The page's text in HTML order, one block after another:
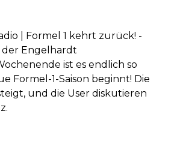
| Formel 1 kehrt zurück! -
Engelhardt
ist es endlich so
Formel-1-Saison beginnt! Die
und die User diskutieren